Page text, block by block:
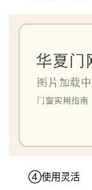
门
④使用灵活